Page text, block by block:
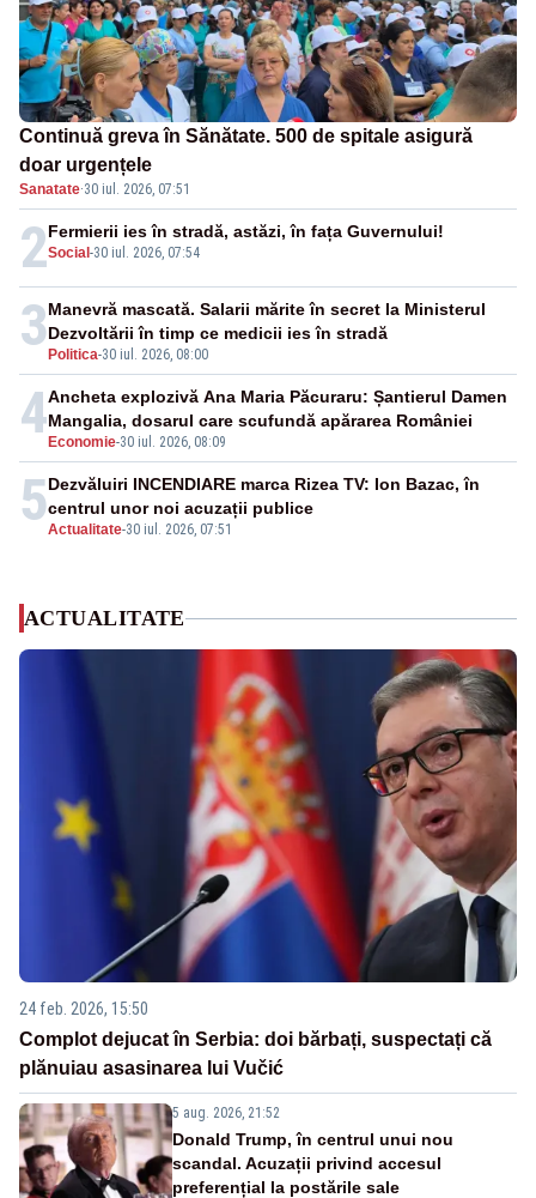
Continuă greva în Sănătate. 500 de spitale asigură
doar urgențele
Sanatate·30 iul. 2026, 07:51
2Social -30 iul. 2026, 07:54
Fermierii ies în stradă, astăzi, în fața Guvernului!
3 Politica-30 iul. 2026, 08:00
Manevră mascată. Salarii mărite în secret la Ministerul
Dezvoltării în timp ce medicii ies în stradă
4 Economie-30 iul. 2026, 08:09
Ancheta explozivă Ana Maria Păcuraru: Șantierul Damen
Mangalia, dosarul care scufundă apărarea României
5Actualitate-30 iul. 2026, 07:51
Dezvăluiri INCENDIARE marca Rizea TV: Ion Bazac, în
centrul unor noi acuzații publice
ACTUALITATE
24 feb. 2026, 15:50
Complot dejucat în Serbia: doi bărbați, suspectați că
plănuiau asasinarea lui Vučić
5 aug. 2026, 21:52
Donald Trump, în centrul unui nou
scandal. Acuzații privind accesul
preferențial la postările sale